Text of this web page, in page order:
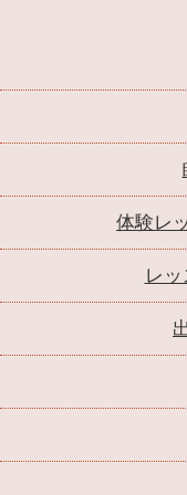
体験レ
レ